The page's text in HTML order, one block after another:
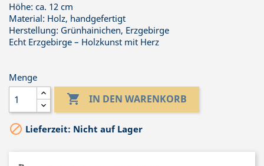
Höhe: ca. 12 cm
Material: Holz, handgefertigt
Herstellung: Grünhainichen, Erzgebirge
Echt Erzgebirge – Holzkunst mit Herz
Menge
 IN DEN WARENKORB
 Lieferzeit: Nicht auf Lager